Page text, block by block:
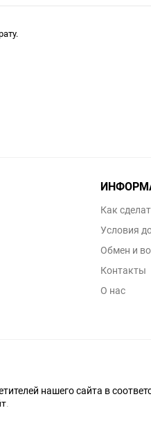
Как
Условия
Обмен и
Контакты
О нас
нашего сайта в